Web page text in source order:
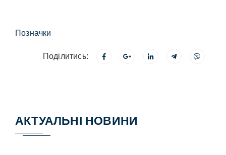
Позначки
Поділитись:
АКТУАЛЬНІ НОВИНИ